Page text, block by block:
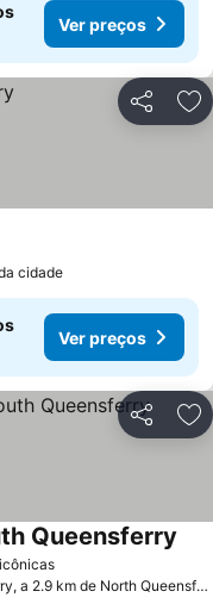
Ver preços
Partilhar
cidade
Ver preços
Partilhar
Ver preços
Queensferry
a 2.9 km de North